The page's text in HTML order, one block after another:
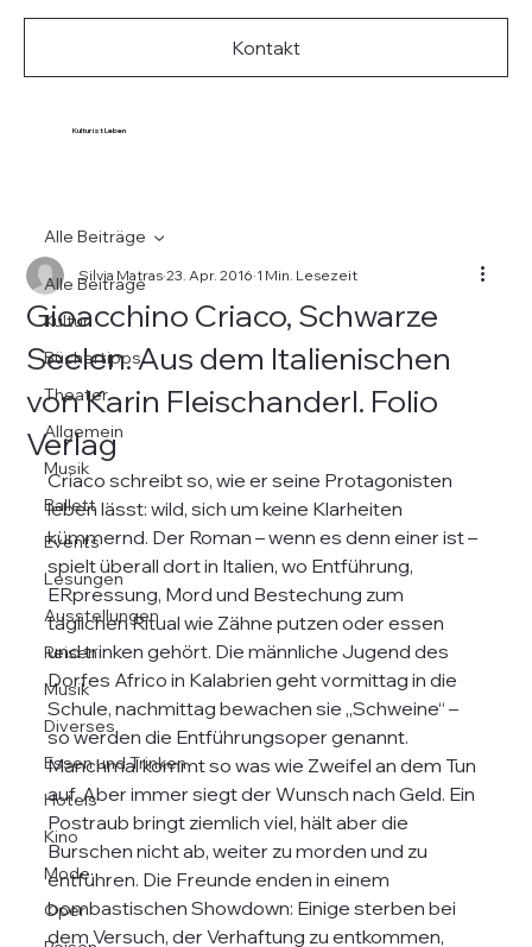
Kultur ist Leben
Kontakt
Alle Beiträge
Kultur
Büchertipps
Theater
Allgemein
Musik
Ballett
Events
Lesungen
Ausstellungen
Reisen
Musik
Diverses
Essen und Trinken
Hotels
Kino
Mode
Oper
Alle Beiträge
Gioacchino Criaco, Schwarze
Seelen. Aus dem Italienischen
von Karin Fleischanderl. Folio
Verlag
Silvia Matras 23. Apr. 2016 1 Min. Lesezeit
Criaco schreibt so, wie er seine Protagonisten
leben lässt: wild, sich um keine Klarheiten
kümmernd. Der Roman – wenn es denn einer ist –
spielt überall dort in Italien, wo Entführung,
ERpressung, Mord und Bestechung zum
täglichen Ritual wie Zähne putzen oder essen
und trinken gehört. Die männliche Jugend des
Dorfes Africo in Kalabrien geht vormittag in die
Schule, nachmittag bewachen sie „Schweine“ –
so werden die Entführungsoper genannt.
Manchmal kommt so was wie Zweifel an dem Tun
auf. Aber immer siegt der Wunsch nach Geld. Ein
Postraub bringt ziemlich viel, hält aber die
Burschen nicht ab, weiter zu morden und zu
entführen. Die Freunde enden in einem
bombastischen Showdown: Einige sterben bei
dem Versuch, der Verhaftung zu entkommen,